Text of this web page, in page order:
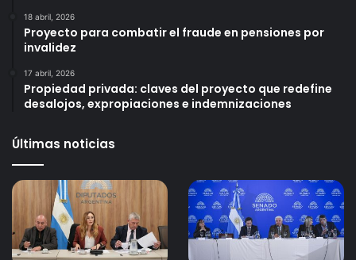
18 abril, 2026
Proyecto para combatir el fraude en pensiones por
invalidez
17 abril, 2026
Propiedad privada: claves del proyecto que redefine
desalojos, expropiaciones e indemnizaciones
Últimas noticias